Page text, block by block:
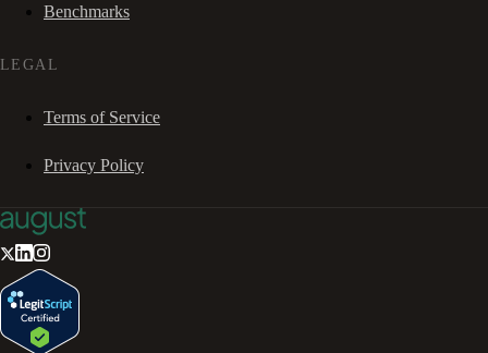
Benchmarks
LEGAL
Terms of Service
Privacy Policy